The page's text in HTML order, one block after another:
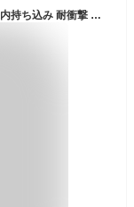
[Mularda] 前開きキャリーケース スーツケース機内持ち込み 耐衝撃 超軽量 USBポート付き Sサイズ 大容量 1-3泊 旅行 ビジネス 出張 ホワイト